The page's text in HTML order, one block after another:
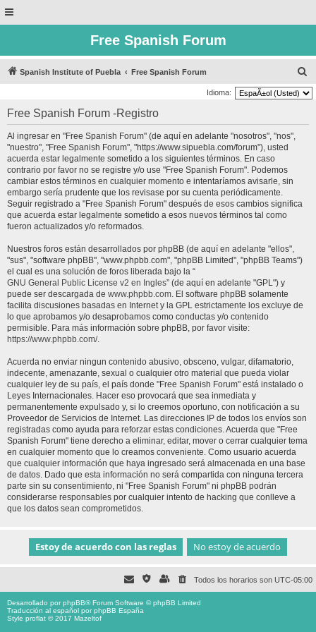
Free Spanish Forum
Spanish Institute of Puebla Free Spanish Forum
u
Idioma:
Free Spanish Forum -Registro
Al ingresar en "Free Spanish Forum" (de aquí en adelante "nosotros", "nos",
"nuestro", "Free Spanish Forum", "https://www.sipuebla.com/forum"), usted
acuerda estar legalmente sometido a los siguientes términos. En caso
contrario por favor no se registre y/o use "Free Spanish Forum". Podemos
cambiar estos términos en cualquier momento e intentaríamos avisarle, sin
embargo sería prudente que los revisase por su cuenta periódicamente.
Seguir registrado a "Free Spanish Forum" después de esos cambios significa
que acuerda estar legalmente sometido a esos nuevos términos tal como
fueron actualizados y/o reformados.
Nuestros foros están desarrollados por phpBB (de aquí en adelante "ellos",
"sus", "software phpBB", "www.phpbb.com", "phpBB Limited", "phpBB Teams")
el cual es una solución de foros liberada bajo la “
GNU General Public License v2 en Ingles” (de aquí en adelante "GPL") y
puede ser descargada de www.phpbb.com. El software phpBB solamente
facilita discusiones basadas en Internet y la GPL estrictamente los excluye de
lo que aprobamos y/o desaprobamos como conductas y/o contenido
permisible. Para más información sobre phpBB, por favor visite:
https://www.phpbb.com/.
Acuerda no enviar ningun contenido abusivo, obsceno, vulgar, difamatorio,
indecente, amenazante, sexual o cualquier otro material que pueda violar
cualquier ley de su país, el país donde "Free Spanish Forum" está instalado o
Leyes Internacionales. Hacer eso provocará que sea inmediata y
permanentemente expulsado y, si lo creemos oportuno, con notificación a su
Proveedor de Servicios de Internet. Las direcciones IP de todos los envíos son
registradas como ayuda para reforzar estas condiciones. Acuerda que "Free
Spanish Forum" tiene derecho a eliminar, editar, mover o cerrar cualquier tema
en cualquier momento que lo creamos conveniente. Como usuario acuerda
que cualquier información que haya ingresado será almacenada en una base
de datos. Dado que esta información no será compartida con ninguna tercera
parte sin su consentimiento, ni "Free Spanish Forum" ni phpBB podrán
considerarse responsables por cualquier intento de hacking que conlleve a
que los datos sean comprometidos.
Todos los horarios son UTC-05:00
Desarrollado porphpBB® Forum Software © phpBB Limited
Traducción al español porphpBB España
Style proflat © 2017 Mazeltof